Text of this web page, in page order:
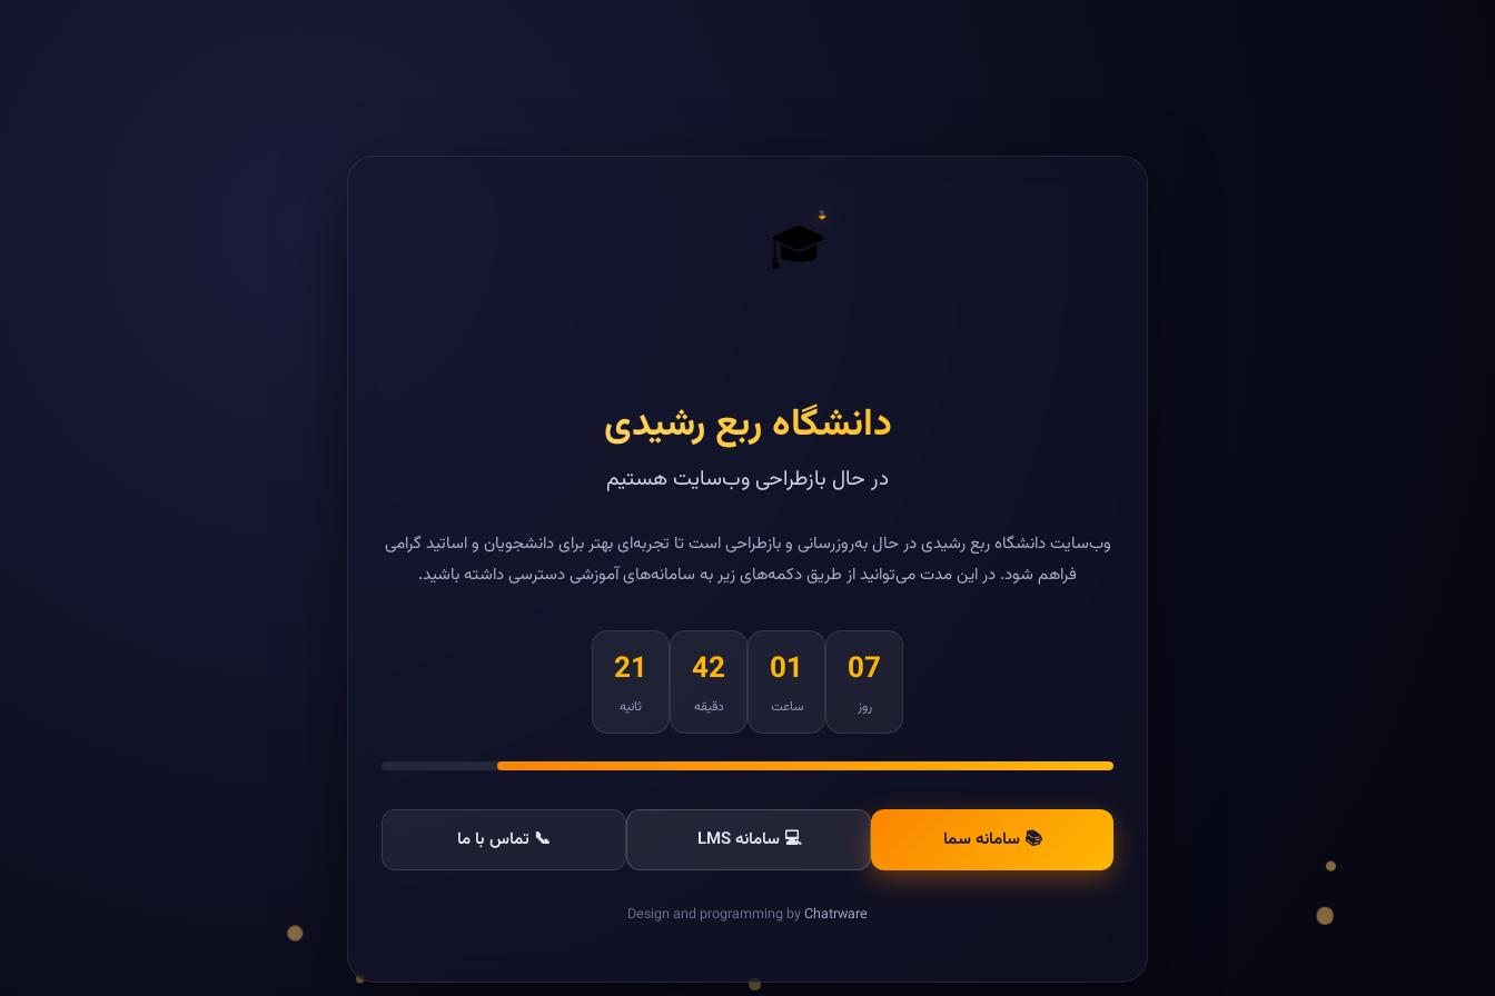
🎓
دانشگاه ربع رشیدی
در حال بازطراحی وب‌سایت هستیم
وب‌سایت دانشگاه ربع رشیدی در حال به‌روزرسانی و بازطراحی است تا تجربه‌ای بهتر برای دانشجویان و اساتید گرامی
فراهم شود. در این مدت می‌توانید از طریق دکمه‌های زیر به سامانه‌های آموزشی دسترسی داشته باشید.
07
روز
01
ساعت
42
دقیقه
21
ثانیه
📚 سامانه سما 💻 سامانه LMS 📞 تماس با ما
Design and programming byChatrware